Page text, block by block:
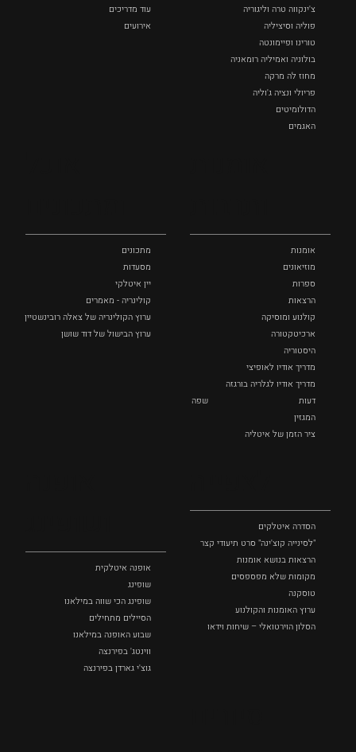
צ'ינקווה טרה וליגוריה
פוליה וסיציליה ‏
טורינו ופיימונטה
בולוניה ואמיליה רומאניה
מחוז לה מרקה
פריולי ונציה ג'וליה
הדולומיטים
האגמים
עוד מדריכים
אירועים
אומנות
מוזיאונים
ספרות
הרצאות
קולנוע ומוסיקה
ארכיטקטורה
היסטוריה
מדריך אודיו לאופיצי
מדריך אודיו לגלריה בורגזה
דעות
שפה
המגזין
ציר הזמן של איטליה
מתכונים
מסעדות
יין איטלקי
קולינריה - מאמרים
ערוץ הקולינריה של צאלה רובינשטיין
ערוץ הבישול של דוד שושן
הסדרה איטלקים
"לסינייה קוצ'ינה" סרט תיעודי קצר
הרצאות בנושא אומנות
מקומות שלא מפספסים
טוסקנה
ערוץ האומנות והקולנוע
הסלון הוירטואלי – שיחות וידאו
אופנה איטלקית
שופינג
שופינג הכי שווה במילאנו
הסיילים מתחילים
שבוע האופנה במילאנו
ווינטג' בפירנצה
גוצ'י גארדן בפירנצה